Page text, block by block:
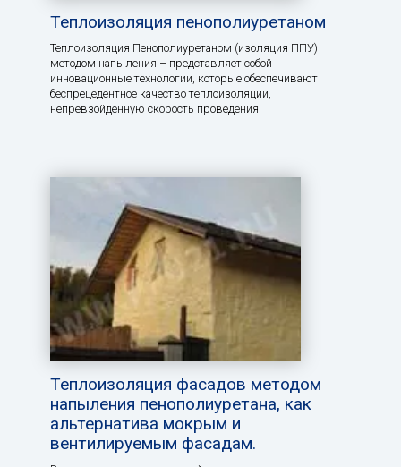
Теплоизоляция пенополиуретаном
Теплоизоляция Пенополиуретаном (изоляция ППУ)
методом напыления – представляет собой
инновационные технологии, которые обеспечивают
беспрецедентное качество теплоизоляции,
непревзойденную скорость проведения
Теплоизоляция фасадов методом
напыления пенополиуретана, как
альтернатива мокрым и
вентилируемым фасадам.